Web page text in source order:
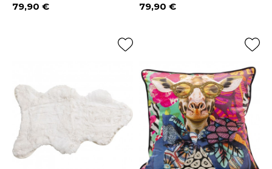
Prix
79,90 € Prix
79,90 €